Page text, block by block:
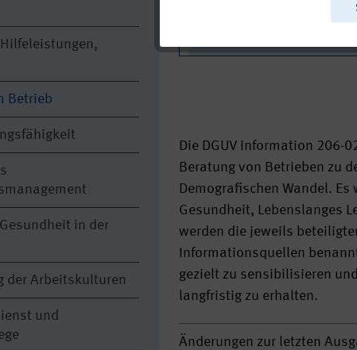
Betrieb
in der
der Arbeitskulturen
und
Die DGUV Information 206-
Beratung von Betrieben zu
Demografischen Wandel.
Gesundheit, Lebenslanges
werden die jeweils
Informationsquellen
gezielt zu sensibilisieren
langfristig zu erhalten.
Änderungen zur letzten